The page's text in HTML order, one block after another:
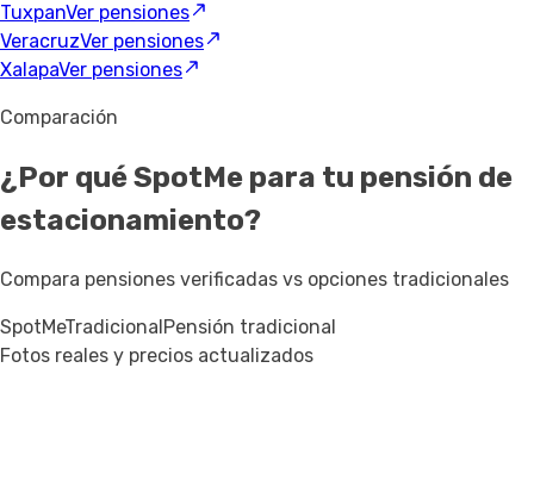
TuxpanVer pensiones
VeracruzVer pensiones
XalapaVer pensiones
Comparación
¿Por qué SpotMe para tu pensión de
estacionamiento?
Compara pensiones verificadas vs opciones tradicionales
SpotMeTradicionalPensión tradicional
Fotos reales y precios actualizados